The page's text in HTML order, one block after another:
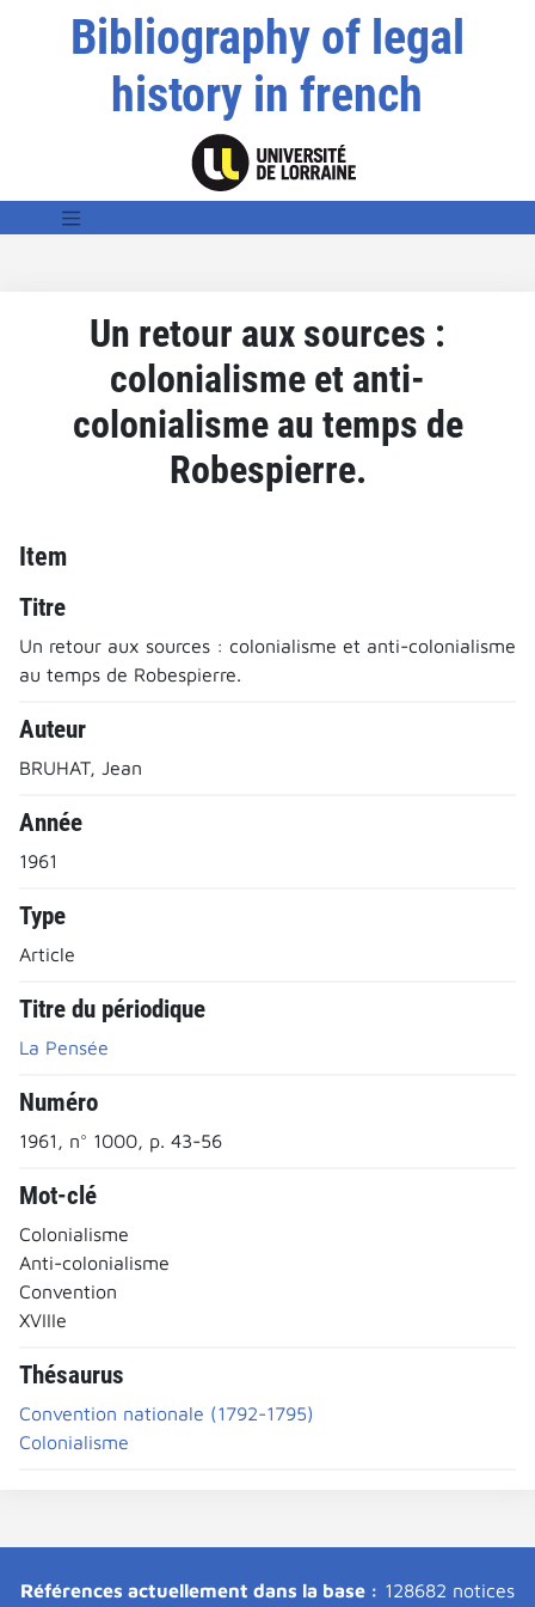
Bibliography of legal
history in french
Un retour aux sources :
colonialisme et anti-
colonialisme au temps de
Robespierre.
Item
Titre
Un retour aux sources : colonialisme et anti-colonialisme
au temps de Robespierre.
Auteur
BRUHAT, Jean
Année
1961
Type
Article
Titre du périodique
La Pensée
Numéro
1961, n° 1000, p. 43-56
Mot-clé
Colonialisme
Anti-colonialisme
Convention
XVIIIe
Thésaurus
Convention nationale (1792-1795)
Colonialisme
Références actuellement dans la base : 128682 notices